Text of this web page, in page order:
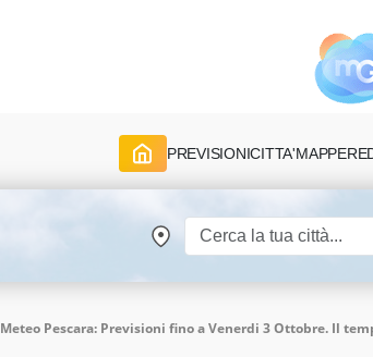
PREVISIONICITTA'MAPPE
Meteo Pescara: Previsioni fino a Venerdi 3 Ottobre. Il